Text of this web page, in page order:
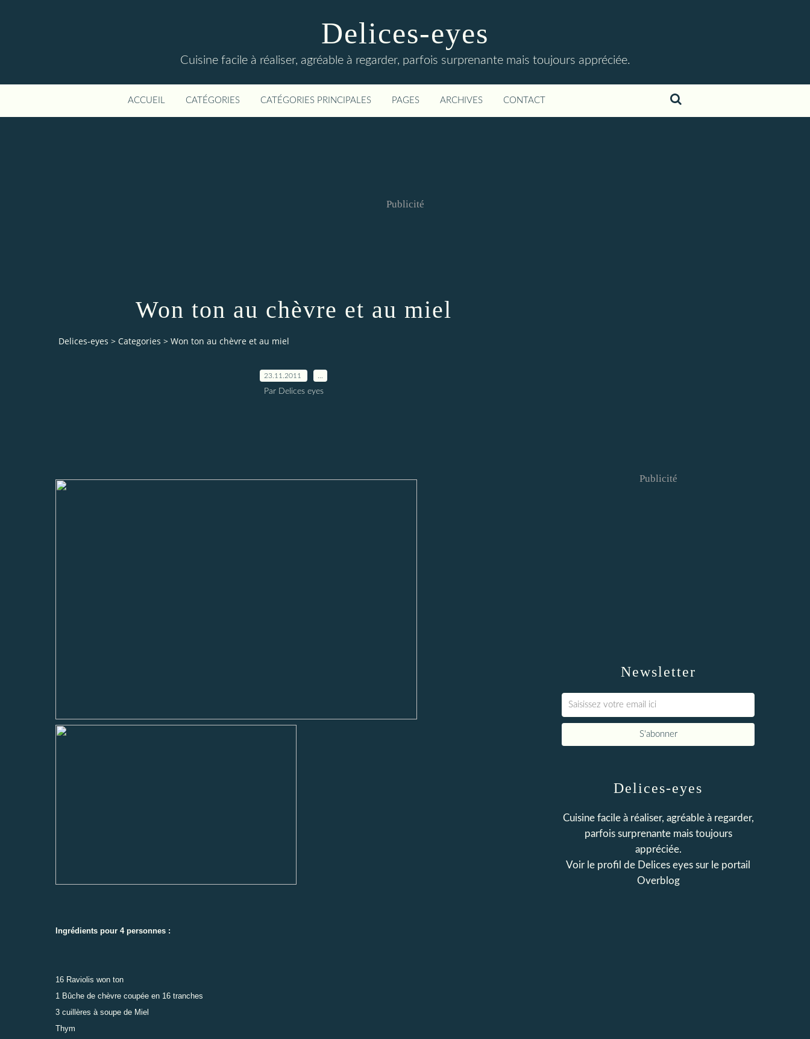
Delices-eyes
Cuisine facile à réaliser, agréable à regarder, parfois surprenante mais toujours appréciée.
ACCUEIL CATÉGORIES CATÉGORIES PRINCIPALES PAGES ARCHIVES CONTACT
Publicité
Won ton au chèvre et au miel
Delices-eyes > Categories > Won ton au chèvre et au miel
23.11.2011
Par Delices eyes
Ingrédients pour 4 personnes :
16 Raviolis won ton
1 Bûche de chèvre coupée en 16 tranches
3 cuillères à soupe de Miel
Thym
Newsletter
Publicité
Delices-eyes
Cuisine facile à réaliser, agréable à regarder,
parfois surprenante mais toujours
appréciée.
Voir le profil de Delices eyes sur le portail
Overblog